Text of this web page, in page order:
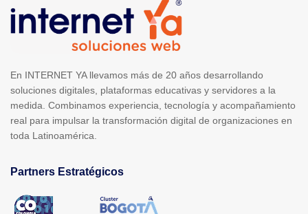
En INTERNET YA llevamos más de 20 años desarrollando
soluciones digitales, plataformas educativas y servidores a la
medida. Combinamos experiencia, tecnología y acompañamiento
real para impulsar la transformación digital de organizaciones en
toda Latinoamérica.
Partners Estratégicos